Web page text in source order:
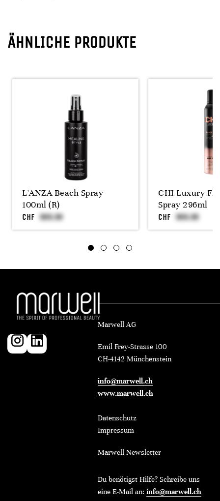
ÄHNLICHE PRODUKTE
L'ANZA Beach Spray
100ml (R)
CHF
CHI Luxury
Spray 296ml
CHF
Marwell AG
Emil Frey-Strasse 100
CH-4142 Münchenstein
info@marwell.ch
www.marwell.ch
Datenschutz
Impressum
Marwell Newsletter
Du benötigst Hilfe? Schreibe uns
eine E-Mail an: info@marwell.ch